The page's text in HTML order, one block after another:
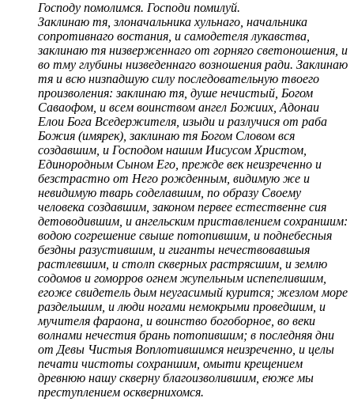
Господу помолимся. Господи помилуй.
Заклинаю тя, злоначальника хульнаго, начальника
сопротивнаго востания, и самодетеля лукавства,
заклинаю тя низверженнаго от горняго светоношения, и
во тму глубины низведеннаго возношения ради. Заклинаю
тя и всю низпадшую силу последовательную твоего
произволения: заклинаю тя, душе нечистый, Богом
Саваофом, и всем воинством ангел Божиих, Адонаи
Елои Бога Вседержителя, изыди и разлучися от раба
Божия (имярек), заклинаю тя Богом Словом вся
создавшим, и Господом нашим Иисусом Христом,
Единородным Сыном Его, прежде век неизреченно и
безстрастно от Него рожденным, видимую же и
невидимую тварь соделавшим, по образу Своему
человека создавшим, законом первее естественне сия
детоводившим, и ангельским приставлением сохраншим:
водою согрешение свыше потопившим, и поднебесныя
бездны разустившим, и гиганты нечествовавшыя
растлевшим, и столп скверных растрясшим, и землю
содомов и гоморров огнем жупельным испепелившим,
егоже свидетель дым неугасимый курится; жезлом море
раздельшим, и люди ногами немокрыми проведшим, и
мучителя фараона, и воинство богоборное, во веки
волнами нечестия брань потопившим; в последняя дни
от Девы Чистыя Воплотившимся неизреченно, и целы
печати чистоты сохраншим, омыти крещением
древнюю нашу скверну благоизволившим, еюже мы
преступлением осквернихомся.